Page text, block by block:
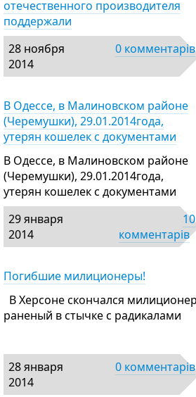
отечественного производителя
поддержали
28 ноября
2014
0 комментарів
В Одессе, в Малиновском районе
(Черемушки), 29.01.2014года,
утерян кошелек с документами
В Одессе, в Малиновском районе
(Черемушки), 29.01.2014года,
утерян кошелек с документами
29 января
2014
10
комментарів
Погибшие милиционеры!
В Херсоне скончался
раненый в стычке с радикалами
28 января
2014
0 комментарів